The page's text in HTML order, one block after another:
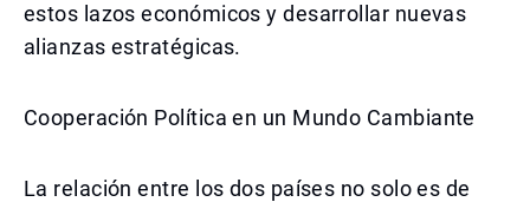
estos lazos económicos y desarrollar nuevas
alianzas estratégicas.
Cooperación Política en un Mundo Cambiante
La relación entre los dos países no solo es de